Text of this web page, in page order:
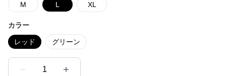
M L XL
カラー
レッド グリーン
1